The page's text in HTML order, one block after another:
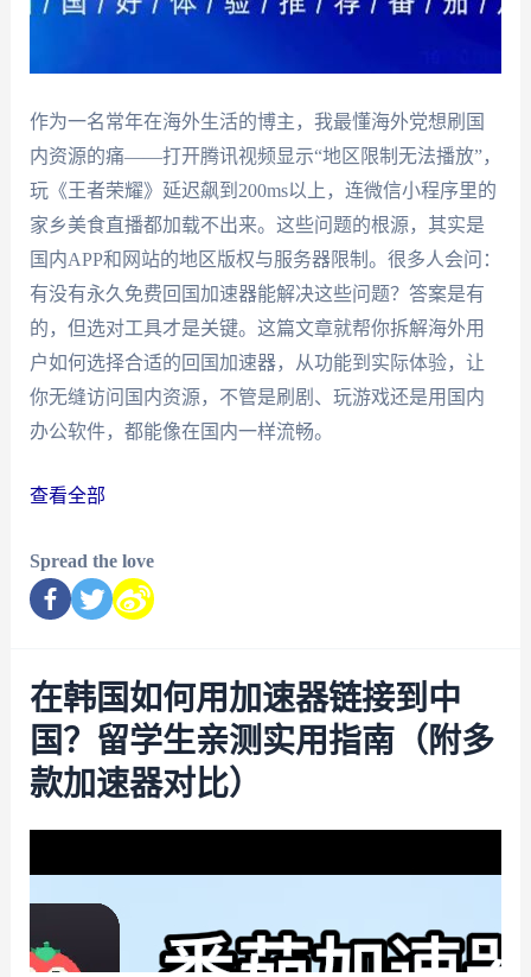
作为一名常年在海外生活的博主，我最懂海外党想刷国
内资源的痛——打开腾讯视频显示“地区限制无法播放”，
玩《王者荣耀》延迟飙到200ms以上，连微信小程序里的
家乡美食直播都加载不出来。这些问题的根源，其实是
国内APP和网站的地区版权与服务器限制。很多人会问：
有没有永久免费回国加速器能解决这些问题？答案是有
的，但选对工具才是关键。这篇文章就帮你拆解海外用
户如何选择合适的回国加速器，从功能到实际体验，让
你无缝访问国内资源，不管是刷剧、玩游戏还是用国内
办公软件，都能像在国内一样流畅。
查看全部
Spread the love
在韩国如何用加速器链接到中
国？留学生亲测实用指南（附多
款加速器对比）